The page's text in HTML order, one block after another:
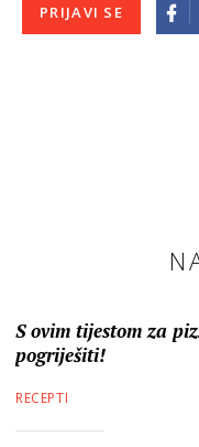
PRIJAVI SE
S ovim tijestom za
pogriješiti!
RECEPTI